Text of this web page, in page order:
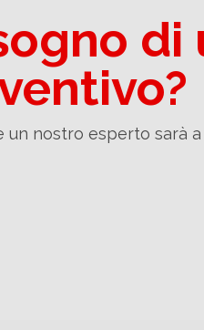
di
un nostro esperto sarà a